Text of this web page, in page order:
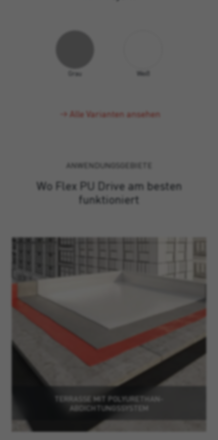
Grau Weiß
Alle Varianten ansehen
ANWENDUNGSGEBIETE
Wo Flex PU Drive am besten
funktioniert
TERRASSE MIT POLYURETHAN-
ABDICHTUNGSSYSTEM